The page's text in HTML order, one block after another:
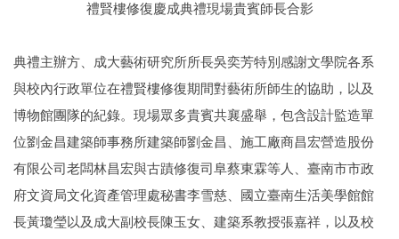
禮賢樓修復慶成典禮現場貴賓師長合影
典禮主辦方、成大藝術研究所所長吳奕芳特別感謝文學院各系
與校內行政單位在禮賢樓修復期間對藝術所師生的協助，以及
博物館團隊的紀錄。現場眾多貴賓共襄盛舉，包含設計監造單
位劉金昌建築師事務所建築師劉金昌、施工廠商昌宏營造股份
有限公司老闆林昌宏與古蹟修復司阜蔡東霖等人、臺南市市政
府文資局文化資產管理處秘書李雪慈、國立臺南生活美學館館
長黃瓊瑩以及成大副校長陳玉女、建築系教授張嘉祥，以及校